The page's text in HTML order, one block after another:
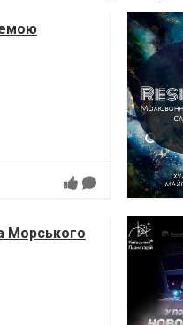
Морського